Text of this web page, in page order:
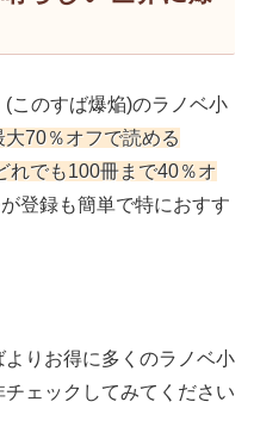
(このすば爆焔)のラノベ小
大70％オフで読める
れでも100冊まで40％オ
登録も簡単で特におすす
りお得に多くのラノベ小
ェックしてみてください